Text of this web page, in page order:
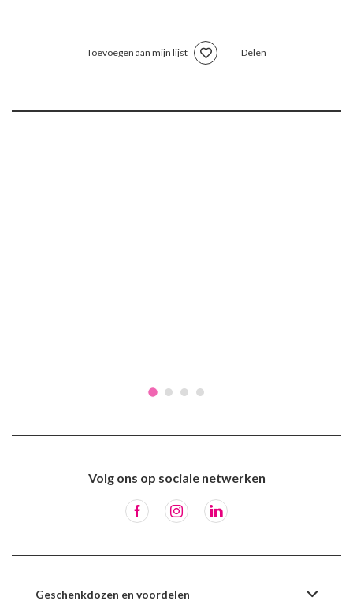
Toevoegen aan mijn lijst Delen
Volg ons op sociale netwerken
Geschenkdozen en voordelen